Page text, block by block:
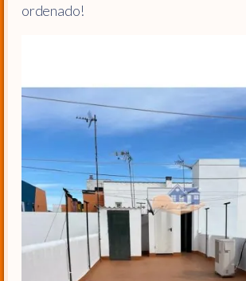
ordenado!